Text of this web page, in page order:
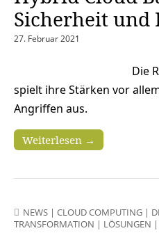
Sicherheit
27. Februar 2021
Die
spielt ihre Stärken vor
Angriffen aus.
Weiterlesen →
NEWS | CLOUD COMPUTING |
TRANSFORMATION | LÖSUNGEN |